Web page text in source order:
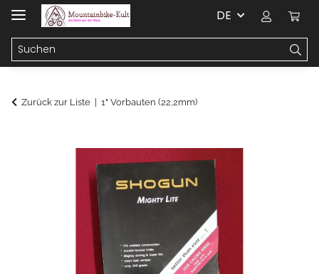
DE
Zurück zur Liste 1" Vorbauten (22,2mm)